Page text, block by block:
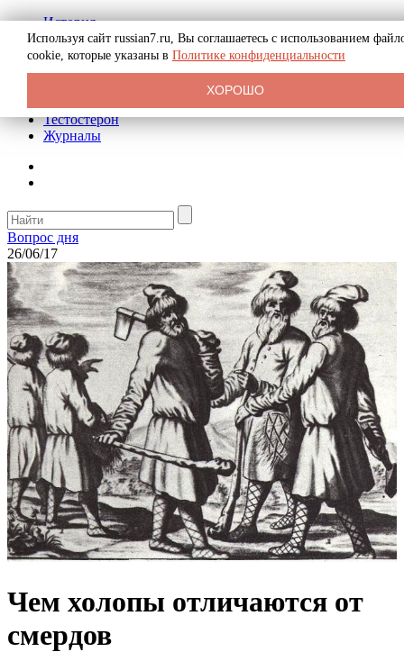
История
Биография
Криминал
Реклама на сайте
Тестостерон
Журналы
Вопрос дня
26/06/17
Чем холопы отличаются от
смердов
Используя сайт russian7.ru, Вы соглашаетесь с использованием
cookie, которые указаны в Политике конфиденциальности
ХОРОШО